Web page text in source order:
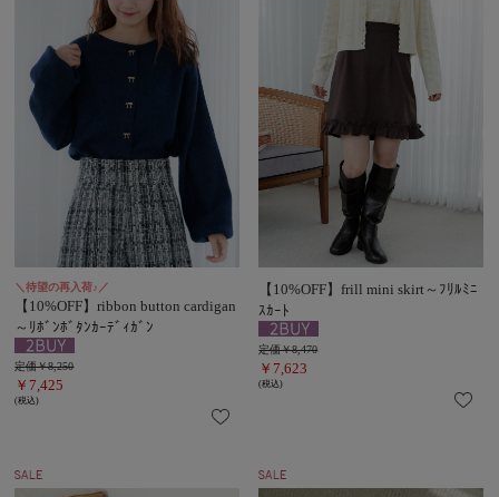
＼待望の再入荷♪／
【10%OFF】ribbon button cardigan
～ﾘﾎﾞﾝﾎﾞﾀﾝｶｰﾃﾞｨｶﾞﾝ
定価￥8,250
￥7,425
(税込)
【10%OFF】frill mini skirt～ﾌﾘﾙﾐﾆ
ｽｶｰﾄ
定価￥8,470
￥7,623
(税込)